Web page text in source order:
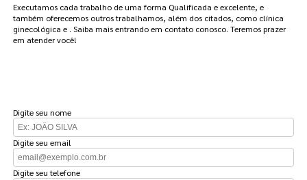
Executamos cada trabalho de uma forma Qualificada e excelente, e
também oferecemos outros trabalhamos, além dos citados, como clínica
ginecológica e . Saiba mais entrando em contato conosco. Teremos prazer
em atender você!
Digite seu nome
Digite seu email
Digite seu telefone